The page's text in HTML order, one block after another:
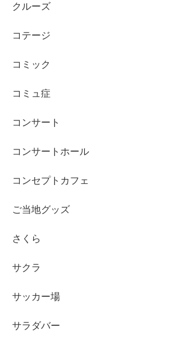
クルーズ
コテージ
コミック
コミュ症
コンサート
コンサートホール
コンセプトカフェ
ご当地グッズ
さくら
サクラ
サッカー場
サラダバー